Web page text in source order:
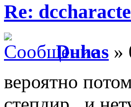
Re:
Duhas »
вероятно